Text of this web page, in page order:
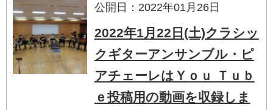
公開日：2022年01月26日
2022年1月22日(土)クラシッ
クギターアンサンブル・ピ
アチェーレはＹｏｕ Ｔｕｂ
ｅ投稿用の動画を収録しま